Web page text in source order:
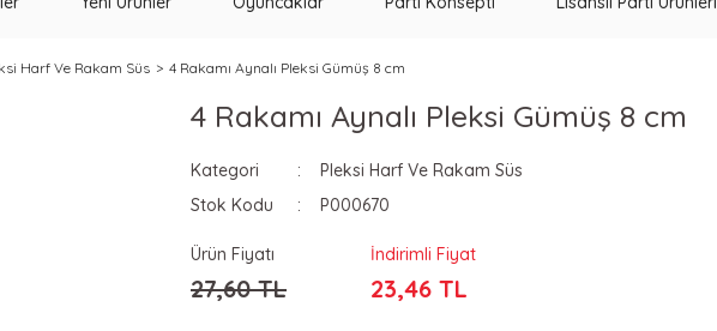
Harf Ve Rakam Süs 4 Rakamı Aynalı Pleksi Gümüş 8 cm
4 Rakamı Aynalı Pleksi Gümüş 8 cm
Kategori
Pleksi Harf Ve Rakam Süs
Stok Kodu
P000670
Ürün Fiyatı
27,60 TL
İndirimli Fiyat
23,46 TL